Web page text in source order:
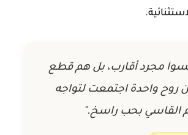
مجرد أقارب، بل هم قطع
روح واحدة اجتمعت لتواجه
القاسي بحب راسخ."